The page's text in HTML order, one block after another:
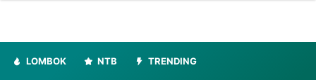
LOMBOK NTB TRENDING